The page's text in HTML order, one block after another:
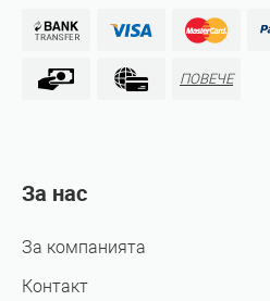
ПОВЕЧЕ
За нас
За компанията
Контакт